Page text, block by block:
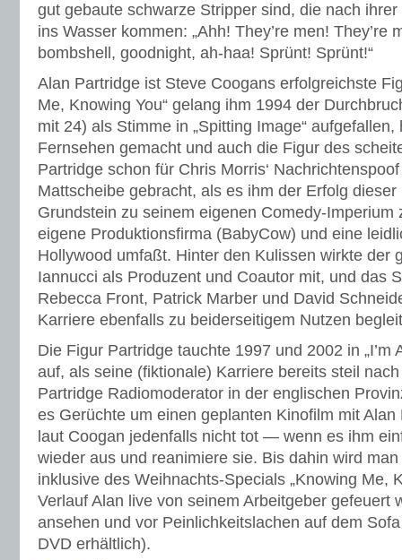
gut gebaute schwarze Stripper sind, die nach
ins Wasser kommen: „Ahh! They’re men! They’re
bombshell, goodnight, ah-haa! Sprünt! Sprünt!“
Alan Partridge ist Steve Coogans erfolgreichste
Me, Knowing You“ gelang ihm 1994 der
mit 24) als Stimme in „Spitting Image“
Fernsehen gemacht und auch die Figur des
Partridge schon für Chris Morris‘
Mattscheibe gebracht, als es ihm der Erfolg
Grundstein zu seinem eigenen Comedy-Imperium
eigene Produktionsfirma (BabyCow) und eine
Hollywood umfaßt. Hinter den Kulissen wirkte der
Iannucci als Produzent und Coautor mit, und das
Rebecca Front, Patrick Marber und David
Karriere ebenfalls zu beiderseitigem Nutzen
Die Figur Partridge tauchte 1997 und 2002 in „I’m
auf, als seine (fiktionale) Karriere bereits steil
Partridge Radiomoderator in der englischen
es Gerüchte um einen geplanten Kinofilm mit
laut Coogan jedenfalls nicht tot — wenn es ihm
wieder aus und reanimiere sie. Bis dahin wird man
inklusive des Weihnachts-Specials „Knowing Me,
Verlauf Alan live von seinem Arbeitgeber gefeuert
ansehen und vor Peinlichkeitslachen auf dem
DVD erhältlich).